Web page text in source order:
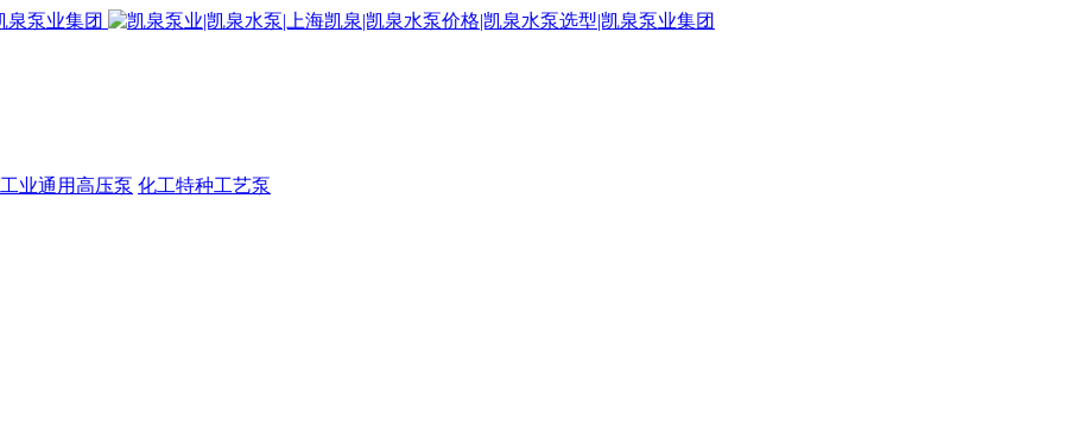
工业通用高压泵 化工特种工艺泵